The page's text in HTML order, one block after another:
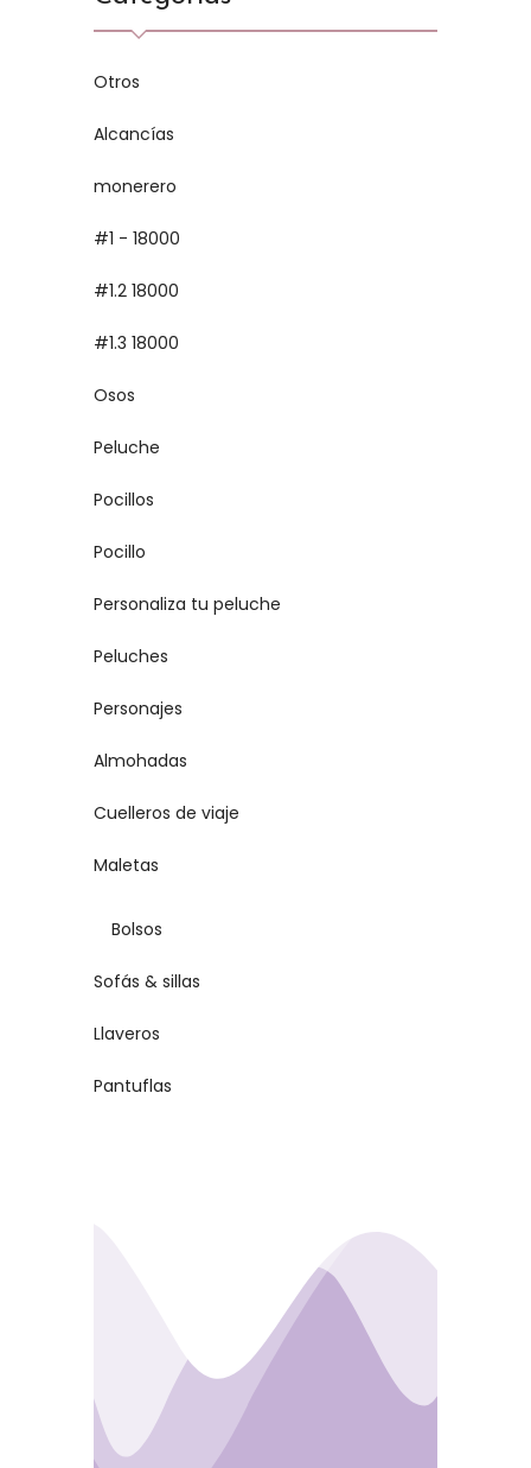
Otros
Alcancías
monerero
#1 - 18000
#1.2 18000
#1.3 18000
Osos
Peluche
Pocillos
Pocillo
Personaliza tu peluche
Peluches
Personajes
Almohadas
Cuelleros de viaje
Maletas
Bolsos
Sofás & sillas
Llaveros
Pantuflas